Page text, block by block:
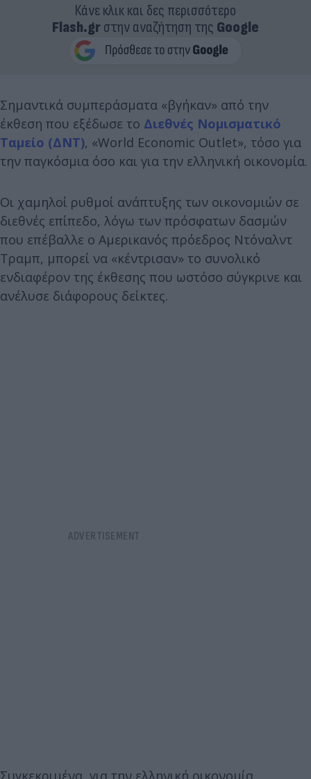
Κάνε κλικ και δες περισσότερο
Flash.grστην αναζήτηση της Google
Σημαντικά συμπεράσματα «βγήκαν» από την
έκθεση που εξέδωσε το Διεθνές Νομισματικό
Ταμείο (ΔΝΤ), «World Economic Outlet», τόσο για
την παγκόσμια όσο και για την ελληνική οικονομία.
Οι χαμηλοί ρυθμοί ανάπτυξης των οικονομιών σε
διεθνές επίπεδο, λόγω των πρόσφατων δασμών
που επέβαλλε ο Αμερικανός πρόεδρος Ντόναλντ
Τραμπ, μπορεί να «κέντρισαν» το συνολικό
ενδιαφέρον της έκθεσης που ωστόσο σύγκρινε και
ανέλυσε διάφορους δείκτες.
Συγκεκριμένα, για την ελληνική οικονομία